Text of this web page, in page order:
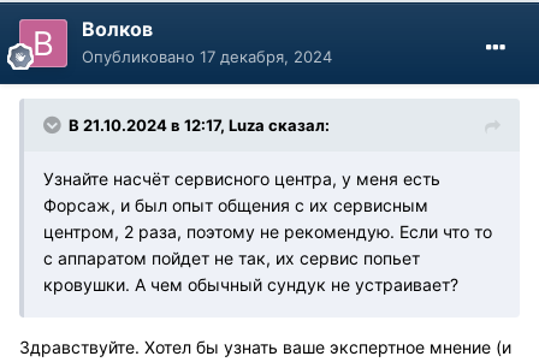
Волков
Опубликовано 17 декабря, 2024
В 21.10.2024 в 12:17, Luza сказал:
Узнайте насчёт сервисного центра, у меня есть
Форсаж, и был опыт общения с их сервисным
центром, 2 раза, поэтому не рекомендую. Если что то
с аппаратом пойдет не так, их сервис попьет
кровушки. А чем обычный сундук не устраивает?
Здравствуйте. Хотел бы узнать ваше экспертное мнение (и